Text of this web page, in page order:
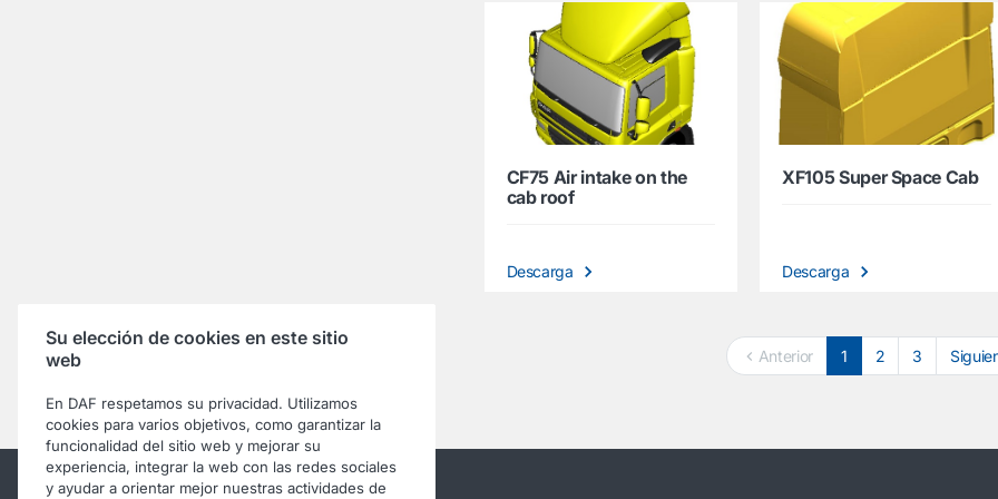
CF75 Air intake on the
cab roof
Descarga
XF105 Super Space Cab
Descarga
Anterior 1 2 3
Su elección de cookies en este sitio
web
En DAF respetamos su privacidad. Utilizamos
cookies para varios objetivos, como garantizar la
funcionalidad del sitio web y mejorar su
experiencia, integrar la web con las redes sociales
y ayudar a orientar mejor nuestras actividades de